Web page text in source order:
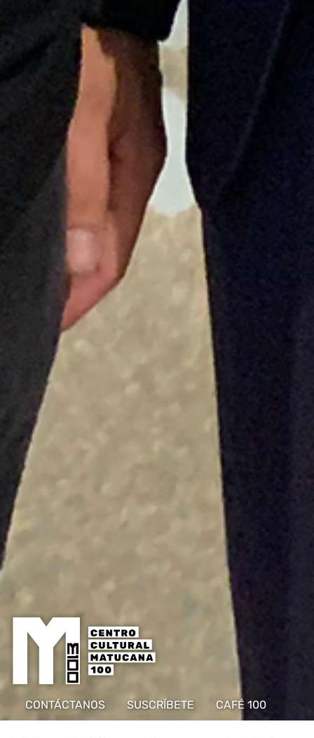
CONTÁCTANOS SUSCRÍBETE CAFÉ 100